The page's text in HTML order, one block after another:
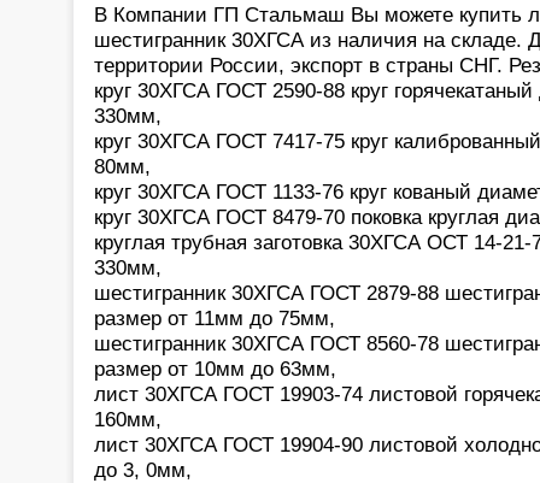
В Компании ГП Стальмаш Вы можете купить
шестигранник 30ХГСА из наличия на складе.
территории России, экспорт в страны СНГ.
круг 30ХГСА ГОСТ 2590-88 круг
330мм,
круг 30ХГСА ГОСТ 7417-75 круг
80мм,
круг 30ХГСА ГОСТ 1133-76 круг кованый
круг 30ХГСА ГОСТ 8479-70 поковка круглая
круглая трубная заготовка 30ХГСА ОСТ 14-
330мм,
шестигранник 30ХГСА ГОСТ 2879-88
размер от 11мм до 75мм,
шестигранник 30ХГСА ГОСТ 8560-78
размер от 10мм до 63мм,
лист 30ХГСА ГОСТ 19903-74 листовой
160мм,
лист 30ХГСА ГОСТ 19904-90 листовой
до 3, 0мм,